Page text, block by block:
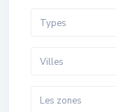
Types
Villes
Les zones